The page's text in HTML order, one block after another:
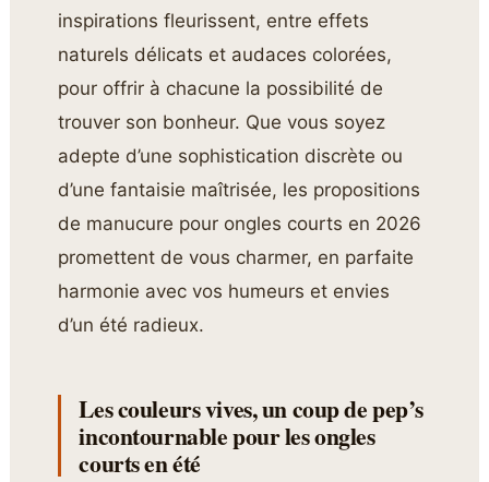
inspirations fleurissent, entre effets
naturels délicats et audaces colorées,
pour offrir à chacune la possibilité de
trouver son bonheur. Que vous soyez
adepte d’une sophistication discrète ou
d’une fantaisie maîtrisée, les propositions
de manucure pour ongles courts en 2026
promettent de vous charmer, en parfaite
harmonie avec vos humeurs et envies
d’un été radieux.
Les couleurs vives, un coup de pep’s
incontournable pour les ongles
courts en été